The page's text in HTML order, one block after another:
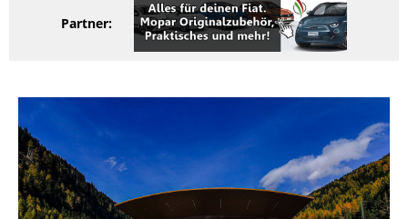
Partner: